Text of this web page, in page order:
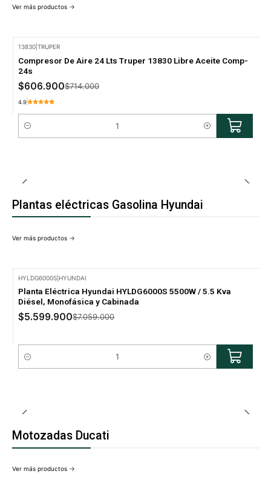
Ver más productos
13830 |TRUPER
Compresor De Aire 24 Lts Truper 13830 Libre Aceite Comp-
24s
$606.900$714.000
4.9
Cantidad
Plantas eléctricas Gasolina Hyundai
Ver más productos
HYLDG6000S HYUNDAI
Planta Eléctrica Hyundai HYLDG6000S 5500W / 5.5 Kva
Diésel, Monofásica y Cabinada
$5.599.900$7.059.000
Cantidad
Motozadas Ducati
Ver más productos